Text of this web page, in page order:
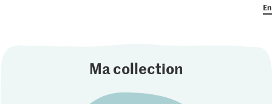
Ma collection